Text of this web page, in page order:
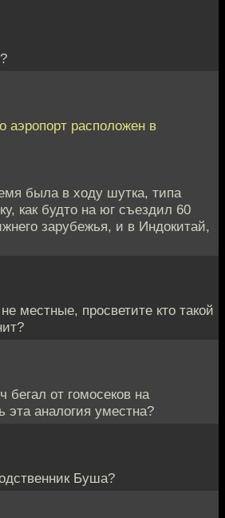
аэропорт расположен в
была в ходу шутка, типа
как будто на юг съездил 60
зарубежья, и в Индокитай,
местные, просветите кто такой
от гомосеков на
аналогия уместна?
Буша?